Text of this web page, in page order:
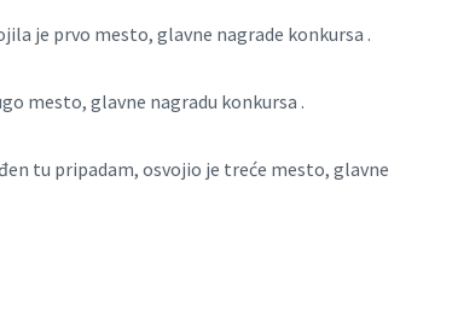
je prvo mesto, glavne nagrade konkursa .
mesto, glavne nagradu konkursa .
tu pripadam, osvojio je treće mesto, glavne